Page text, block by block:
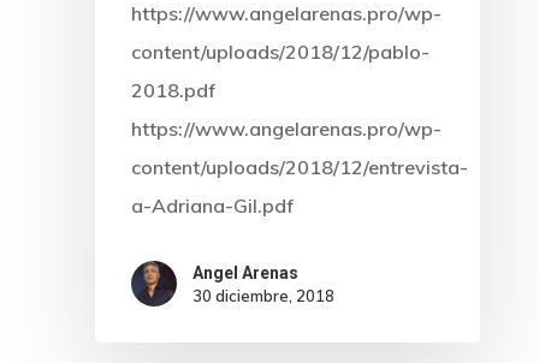
https://www.angelarenas.pro/wp-
content/uploads/2018/12/pablo-
2018.pdf
https://www.angelarenas.pro/wp-
content/uploads/2018/12/entrevista-
a-Adriana-Gil.pdf
Angel Arenas
30 diciembre, 2018